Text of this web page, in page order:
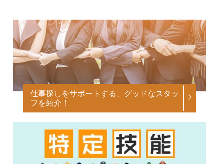
仕事探しをサポートする、グッドなスタッ
フを紹介！